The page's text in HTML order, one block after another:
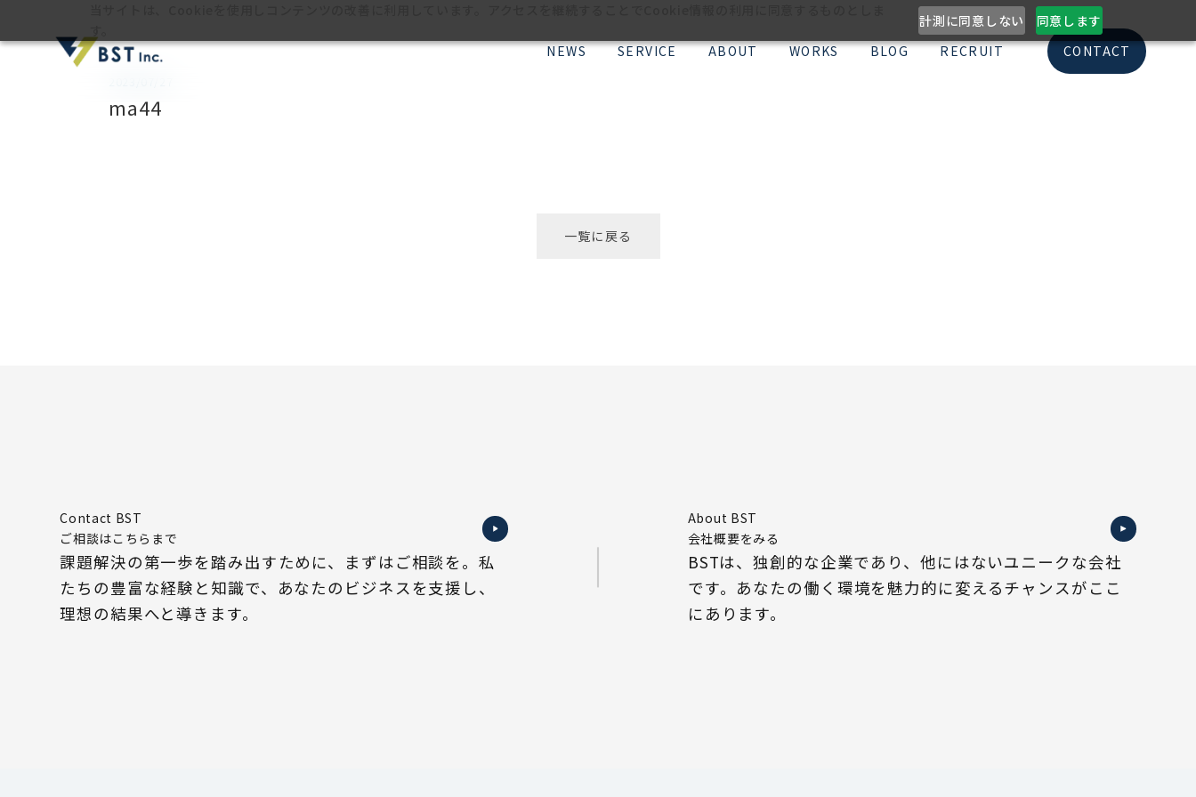
計測に同意しない
同意します
NEWS
SERVICE ABOUT WORKS BLOG RECRUIT CONTACT
ma44
一覧に戻る
Contact BST
ご相談はこちらまで
課題解決の第一歩を踏み出すために、まずはご相談を。私
たちの豊富な経験と知識で、あなたのビジネスを支援し、
理想の結果へと導きます。
About BST
会社概要をみる
BSTは、独創的な企業であり、他にはないユニークな会社
です。あなたの働く環境を魅力的に変えるチャンスがここ
にあります。